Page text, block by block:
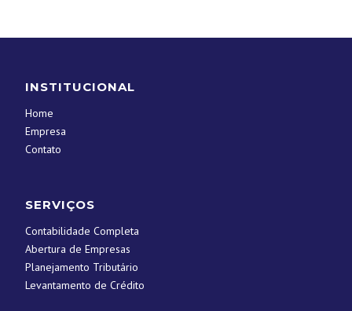
INSTITUCIONAL
Home
Empresa
Contato
SERVIÇOS
Contabilidade Completa
Abertura de Empresas
Planejamento Tributário
Levantamento de Crédito